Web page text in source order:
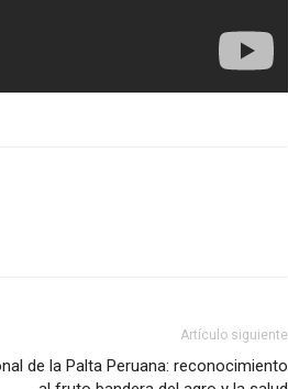
Artículo siguiente
de la Palta Peruana: reconocimiento